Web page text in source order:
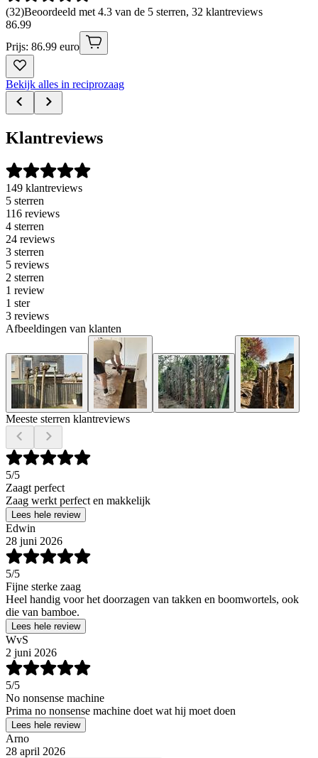
(32)Beoordeeld met 4.3 van de 5 sterren, 32 klantreviews
86.99
Prijs: 86.99 euro
Bekijk alles in reciprozaag
Klantreviews
149 klantreviews
5 sterren
116 reviews
4 sterren
24 reviews
3 sterren
5 reviews
2 sterren
1 review
1 ster
3 reviews
Afbeeldingen van klanten
Meeste sterren klantreviews
5/5
Zaagt perfect
Zaag werkt perfect en makkelijk
Lees hele review
Edwin
28 juni 2026
5/5
Fijne sterke zaag
Heel handig voor het doorzagen van takken en boomwortels, ook
die van bamboe.
Lees hele review
WvS
2 juni 2026
5/5
No nonsense machine
Prima no nonsense machine doet wat hij moet doen
Lees hele review
Arno
28 april 2026